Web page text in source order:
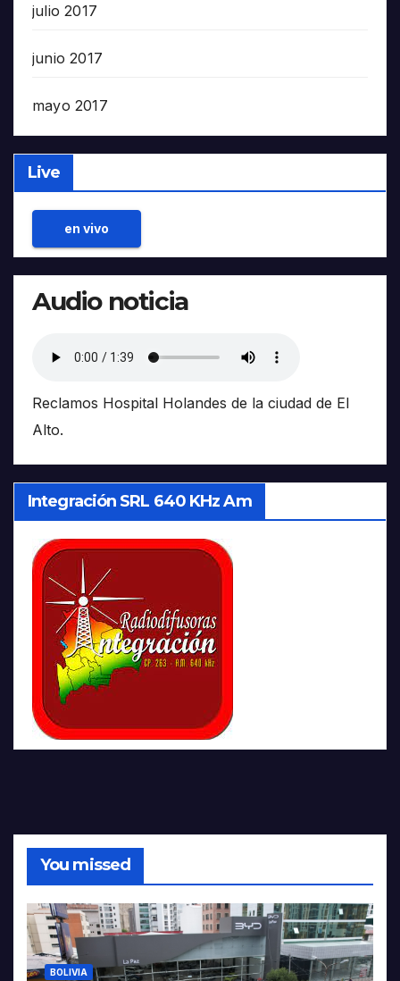
julio 2017
junio 2017
mayo 2017
Live
en vivo
Audio noticia
Reclamos Hospital Holandes de la ciudad de El
Alto.
Integración SRL 640 KHz Am
You missed
BOLIVIA